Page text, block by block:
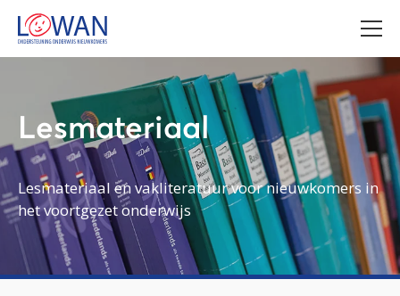
Lesmateriaal
Lesmateriaal en vakliteratuur voor nieuwkomers in
het voortgezet onderwijs